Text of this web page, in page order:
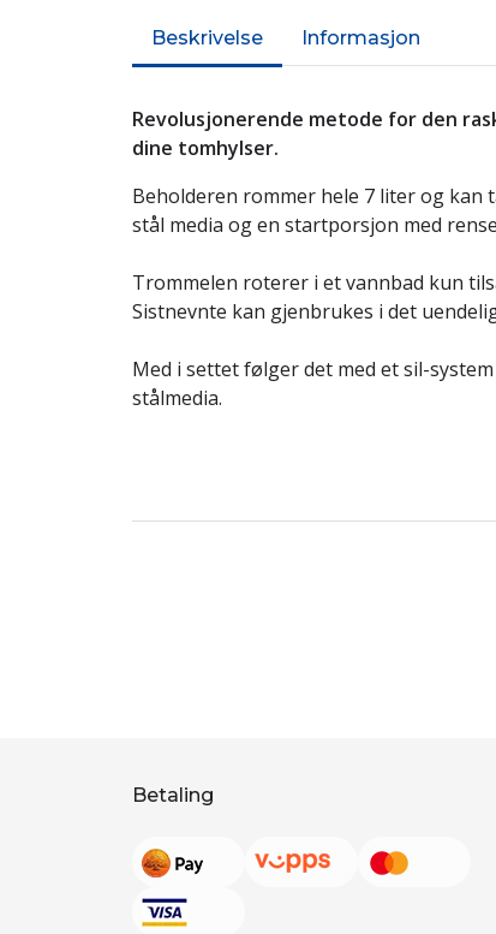
Beskrivelse Informasjon
Revolusjonerende metode for den
dine tomhylser.
Beholderen rommer hele 7 liter og kan
stål media og en startporsjon med
Trommelen roterer i et vannbad kun
Sistnevnte kan gjenbrukes i det
Med i settet følger det med et sil-
stålmedia.
Betaling